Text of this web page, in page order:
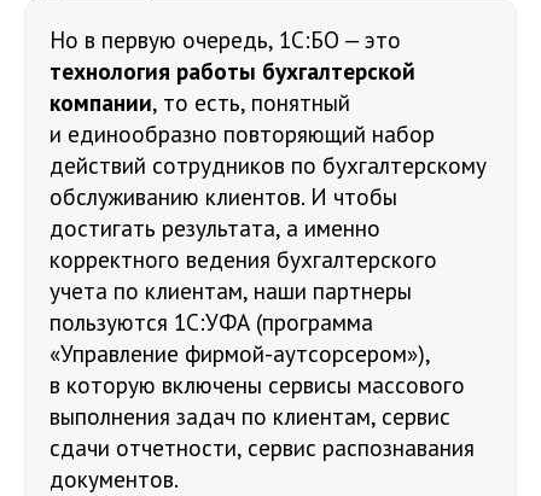
Но в первую очередь, 1С:БО — это
технология работы бухгалтерской
компании, то есть, понятный
и единообразно повторяющий набор
действий сотрудников по бухгалтерскому
обслуживанию клиентов. И чтобы
достигать результата, а именно
корректного ведения бухгалтерского
учета по клиентам, наши партнеры
пользуются 1С:УФА (программа
«Управление фирмой-аутсорсером»),
в которую включены сервисы массового
выполнения задач по клиентам, сервис
сдачи отчетности, сервис распознавания
документов.